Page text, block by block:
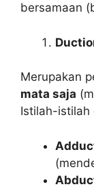
bersamaan
Merupakan
mata saja
Istilah-istilah